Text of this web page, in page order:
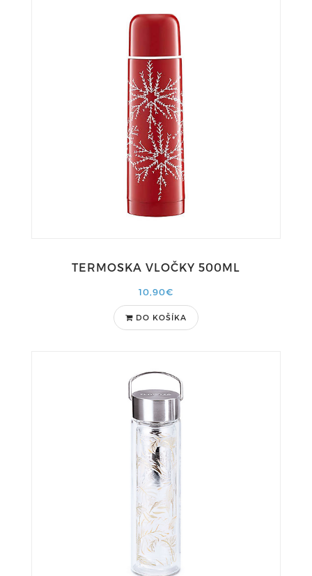
TERMOSKA VLOČKY 500ML
10,90€
DO KOŠÍKA